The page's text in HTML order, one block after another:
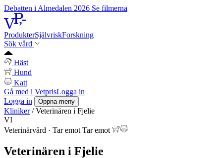
Debatten i Almedalen 2026 Se filmerna
ProdukterSjälvriskForskning
Sök vård
Häst
Hund
Katt
Gå med i VetprisLogga in
Logga in
Öppna meny
Kliniker / Veterinären i Fjelie
VI
Veterinärvård · Tar emot Tar emot
Veterinären i Fjelie